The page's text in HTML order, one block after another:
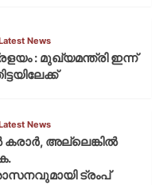
News
: മുഖ്യമന്ത്രി ഇന്ന്
News
കരാര്‍, അല്ലെങ്കില്‍
ട്രംപ്